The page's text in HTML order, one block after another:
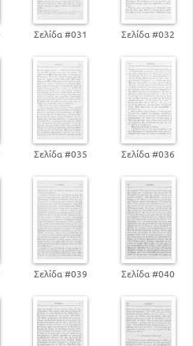
Σελίδα #031 Σελίδα #032
Σελίδα #035 Σελίδα #036
Σελίδα #039 Σελίδα #040